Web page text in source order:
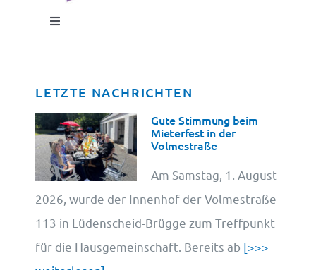
Toggle
Cookie-Information
LETZTE NACHRICHTEN
Gute Stimmung beim
Mieterfest in der
Volmestraße
Am Samstag, 1. August
2026, wurde der Innenhof der Volmestraße
113 in Lüdenscheid-Brügge zum Treffpunkt
für die Hausgemeinschaft. Bereits ab [>>>